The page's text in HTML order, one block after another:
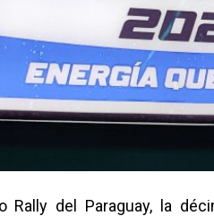
Rally del Paraguay, la